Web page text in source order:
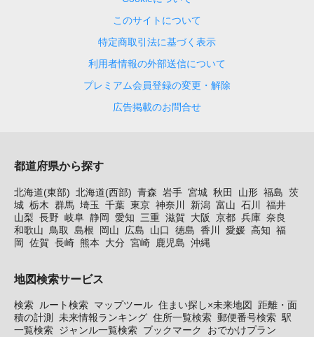
このサイトについて
特定商取引法に基づく表示
利用者情報の外部送信について
プレミアム会員登録の変更・解除
広告掲載のお問合せ
都道府県から探す
北海道(東部) 北海道(西部) 青森 岩手 宮城 秋田 山形 福島 茨
城 栃木 群馬 埼玉 千葉 東京 神奈川 新潟 富山 石川
福井
山梨 長野 岐阜 静岡 愛知 三重 滋賀 大阪 京都 兵庫 奈良
和歌山
鳥取 島根 岡山 広島 山口 徳島 香川 愛媛 高知 福
岡 佐賀 長崎 熊本 大分 宮崎 鹿児島 沖縄
地図検索サービス
検索 ルート検索 マップツール 住まい探し×未来地図
距離・面
積の計測
未来情報ランキング 住所一覧検索 郵便番号検索 駅
一覧検索 ジャンル一覧検索 ブックマーク おでかけプラン